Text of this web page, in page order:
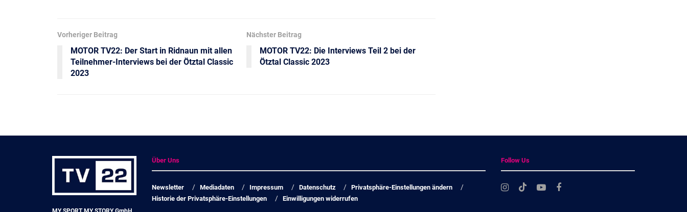
Vorheriger Beitrag
MOTOR TV22: Der Start in Ridnaun mit allen
Teilnehmer-Interviews bei der Ötztal Classic
2023
Nächster Beitrag
MOTOR TV22: Die Interviews Teil 2 bei der
Ötztal Classic 2023
Über Uns
Newsletter Mediadaten Impressum Datenschutz
Privatsphäre-Einstellungen ändern
Historie der Privatsphäre-Einstellungen
Einwilligungen widerrufen
Follow Us